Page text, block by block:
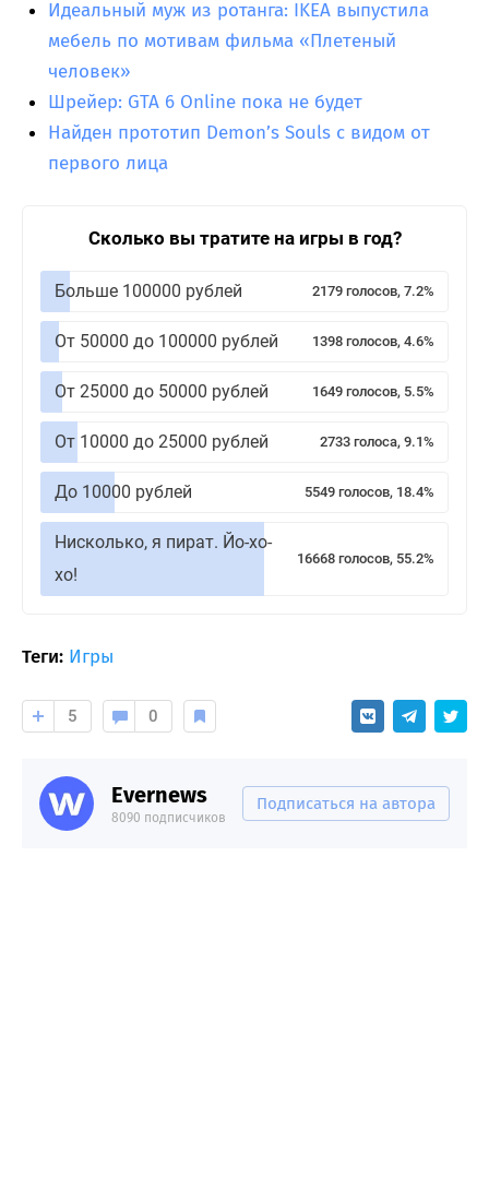
Идеальный муж из ротанга: IKEA выпустила
мебель по мотивам фильма «Плетеный
человек»
Шрейер: GTA 6 Online пока не будет
Найден прототип Demon’s Souls с видом от
первого лица
Сколько вы тратите на игры в год?
Больше 100000 рублей 2179 голосов, 7.2%
От 50000 до 100000 рублей 1398 голосов, 4.6%
От 25000 до 50000 рублей 1649 голосов, 5.5%
От 10000 до 25000 рублей 2733 голоса, 9.1%
До 10000 рублей 5549 голосов, 18.4%
Нисколько, я пират. Йо-хо-
хо!
16668 голосов, 55.2%
Теги: Игры
5 0
Evernews
8090 подписчиков
Подписаться на автора